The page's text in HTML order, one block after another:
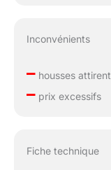
Inconvénients
–housses attirent
–prix excessifs
Fiche technique